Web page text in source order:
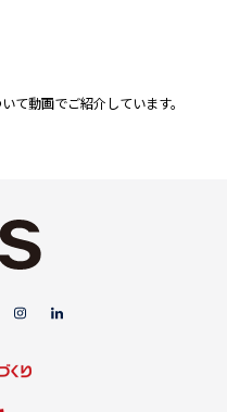
て動画でご紹介しています。